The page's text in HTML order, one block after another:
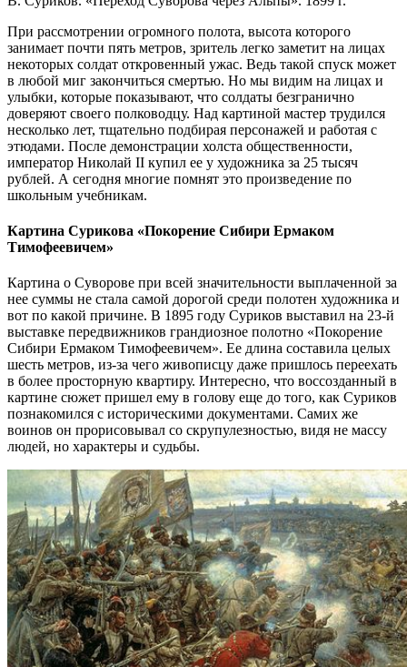
При рассмотрении огромного полота, высота которого
занимает почти пять метров, зритель легко заметит на лицах
некоторых солдат откровенный ужас. Ведь такой спуск может
в любой миг закончиться смертью. Но мы видим на лицах и
улыбки, которые показывают, что солдаты безгранично
доверяют своего полководцу. Над картиной мастер трудился
несколько лет, тщательно подбирая персонажей и работая с
этюдами. После демонстрации холста общественности,
император Николай II купил ее у художника за 25 тысяч
рублей. А сегодня многие помнят это произведение по
школьным учебникам.
Картина Сурикова «Покорение Сибири Ермаком
Тимофеевичем»
Картина о Суворове при всей значительности выплаченной за
нее суммы не стала самой дорогой среди полотен художника и
вот по какой причине. В 1895 году Суриков выставил на 23-й
выставке передвижников грандиозное полотно «Покорение
Сибири Ермаком Тимофеевичем». Ее длина составила целых
шесть метров, из-за чего живописцу даже пришлось переехать
в более просторную квартиру. Интересно, что воссозданный в
картине сюжет пришел ему в голову еще до того, как Суриков
познакомился с историческими документами. Самих же
воинов он прорисовывал со скрупулезностью, видя не массу
людей, но характеры и судьбы.